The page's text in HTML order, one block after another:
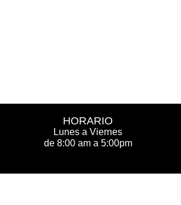
HORARIO
Lunes a Viernes
de 8:00 am a 5:00pm